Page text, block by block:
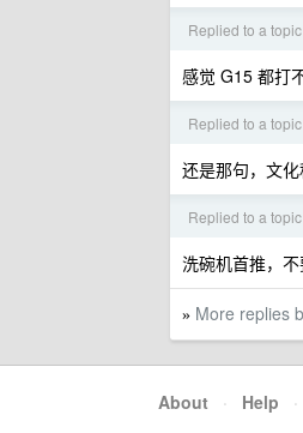
Replied to a
感觉 G15 都打
Replied to a
还是那句，文化
Replied to a
洗碗机首推，
» More replies
About · Help ·